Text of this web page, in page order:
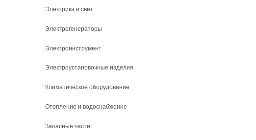
Электрика и свет
Электрогенераторы
Электроинструмент
Электроустановочные изделия
Климатическое оборудование
Отопление и водоснабжение
Запасные части